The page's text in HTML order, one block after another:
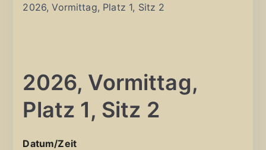
2026, Vormittag, Platz 1, Sitz 2
2026, Vormittag,
Platz 1, Sitz 2
Datum/Zeit